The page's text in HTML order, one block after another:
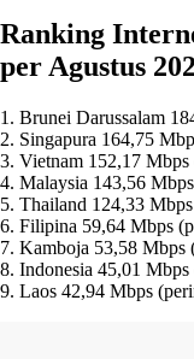
Ranking
per Agustus
1. Brunei Darussalam
2. Singapura 164,75
3. Vietnam 152,17
4. Malaysia 143,56
5. Thailand 124,33
6. Filipina 59,64 Mbps
7. Kamboja 53,58 Mbps
8. Indonesia 45,01
9. Laos 42,94 Mbps